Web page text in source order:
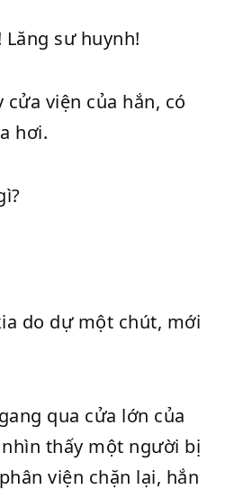
sư huynh!
viện của hắn, có
hơi.
do dự một chút, mới
qua cửa lớn của
thấy một người bị
viện chặn lại, hắn